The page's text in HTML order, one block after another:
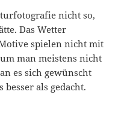
nicht so,
Das Wetter
spielen nicht mit
man meistens nicht
es sich gewünscht
als gedacht.
manchmal …